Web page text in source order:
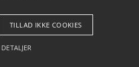
Betingelser
TILLAD IKKE COOKIES